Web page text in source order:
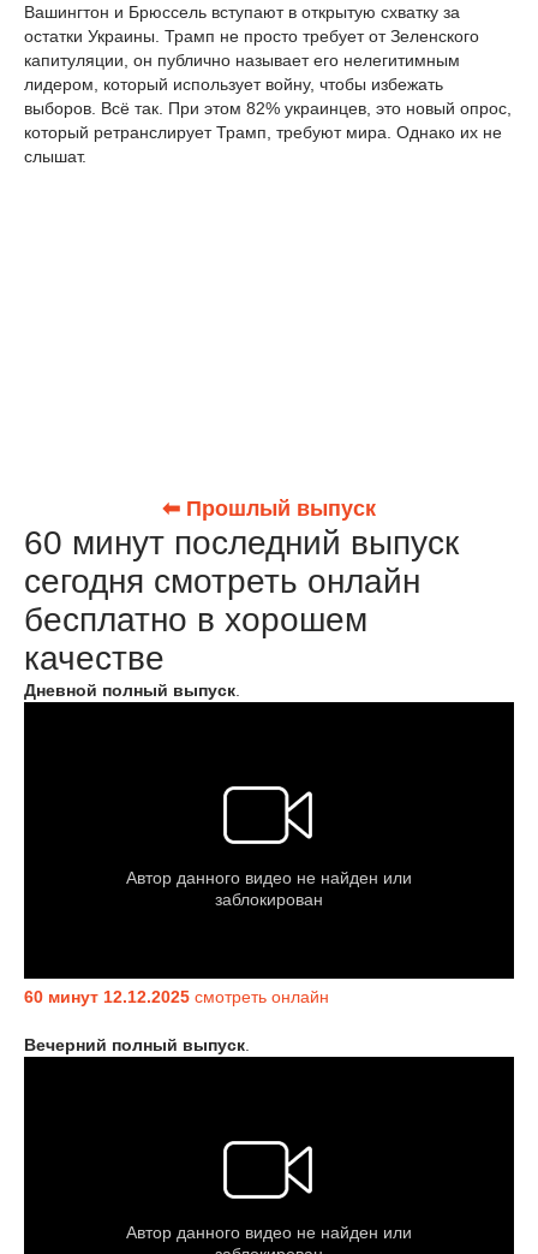
Вашингтон и Брюссель вступают в открытую схватку за
остатки Украины. Трамп не просто требует от Зеленского
капитуляции, он публично называет его нелегитимным
лидером, который использует войну, чтобы избежать
выборов. Всё так. При этом 82% украинцев, это новый опрос,
который ретранслирует Трамп, требуют мира. Однако их не
слышат.
⬅ Прошлый выпуск
60 минут последний выпуск
сегодня смотреть онлайн
бесплатно в хорошем
качестве
Дневной полный выпуск
60 минут 12.12.2025 смотреть онлайн
Вечерний полный выпуск